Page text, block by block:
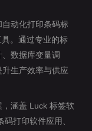
动化打印条码标
。通过专业的标
数据库变量调
生产效率与供应
涵盖 Luck 标签软
打印软件应用、